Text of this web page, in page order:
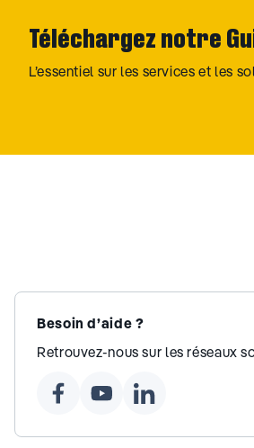
Téléchargez notre
L’essentiel sur les services et les
Besoin d’aide ?
Retrouvez-nous sur les réseaux